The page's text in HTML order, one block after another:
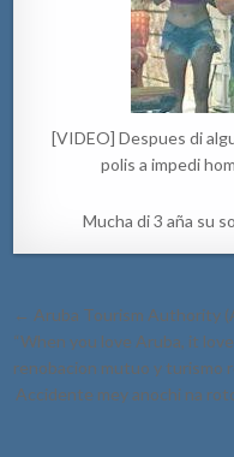
[VIDEO] Despues di
polis a impedi
Mucha di 3 aña su
Post
navigation
← Aruba Tourism Authority
“When you love Aruba, it
renobacion mutuo y turismo
Accidente mey anochi na